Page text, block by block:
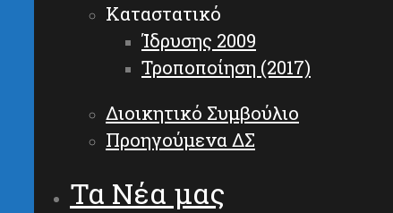
Καταστατικό
Ίδρυσης 2009
Τροποποίηση (2017)
Διοικητικό Συμβούλιο
Προηγούμενα ΔΣ
Τα Νέα μας